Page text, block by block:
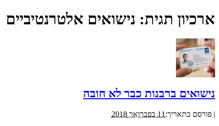
ארכיון תגית: נישואים אלטרנטיביים
נישואים ברבנות כבר לא חובה
| פורסם בתאריך: 11 בפברואר 2018